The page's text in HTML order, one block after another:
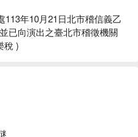
年10月21日北市稽信義乙
已向演出之臺北市稽徵機關
稅 )